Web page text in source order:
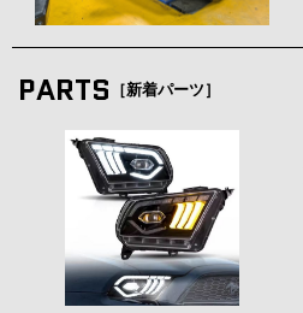
PARTS ［新着パーツ］